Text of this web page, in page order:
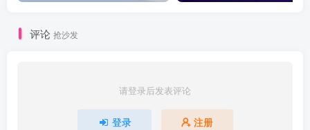
评论 抢沙发
请登录后发表评论
登录 注册